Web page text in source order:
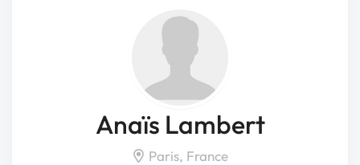
Anaïs Lambert
Paris, France